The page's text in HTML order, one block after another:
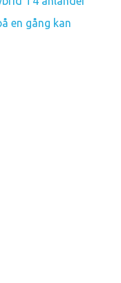
en gång kan